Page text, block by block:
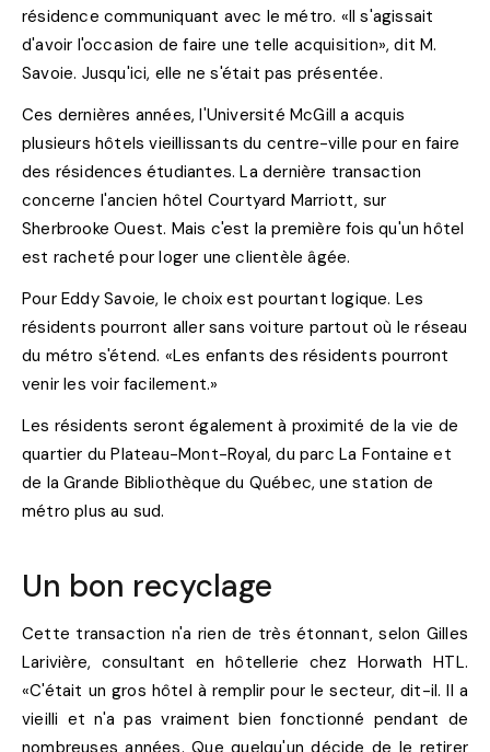
résidence communiquant avec le métro. «Il s'agissait
d'avoir l'occasion de faire une telle acquisition», dit M.
Savoie. Jusqu'ici, elle ne s'était pas présentée.
Ces dernières années, l'Université McGill a acquis
plusieurs hôtels vieillissants du centre-ville pour en faire
des résidences étudiantes. La dernière transaction
concerne l'ancien hôtel Courtyard Marriott, sur
Sherbrooke Ouest. Mais c'est la première fois qu'un hôtel
est racheté pour loger une clientèle âgée.
Pour Eddy Savoie, le choix est pourtant logique. Les
résidents pourront aller sans voiture partout où le réseau
du métro s'étend. «Les enfants des résidents pourront
venir les voir facilement.»
Les résidents seront également à proximité de la vie de
quartier du Plateau-Mont-Royal, du parc La Fontaine et
de la Grande Bibliothèque du Québec, une station de
métro plus au sud.
Un bon recyclage
Cette transaction n'a rien de très étonnant, selon Gilles
Larivière, consultant en hôtellerie chez Horwath HTL.
«C'était un gros hôtel à remplir pour le secteur, dit-il. Il a
vieilli et n'a pas vraiment bien fonctionné pendant de
nombreuses années. Que quelqu'un décide de le retirer